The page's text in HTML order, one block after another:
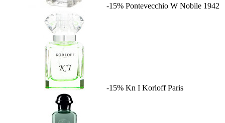
-15% Pontevecchio W Nobile 1942
-15% Kn I Korloff Paris